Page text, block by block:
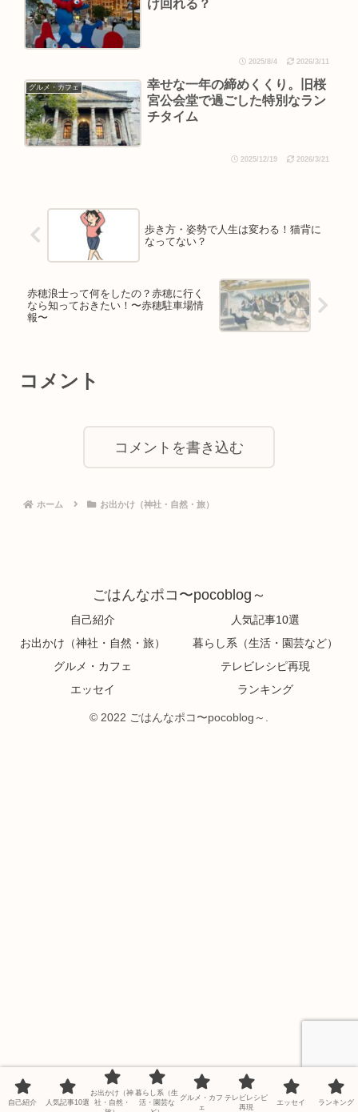
け回れる？
2025/8/4 2026/3/11
グルメ・カフェ
幸せな一年の締めくくり。旧桜
宮公会堂で過ごした特別なラン
チタイム
2025/12/19 2026/3/21
歩き方・姿勢で人生は変わる！猫背に
なってない？
赤穂浪士って何をしたの？赤穂に行く
なら知っておきたい！〜赤穂駐車場情
報〜
コメント
コメントを書き込む
ホーム お出かけ（神社・自然・旅）
ごはんなポコ〜pocoblog～
自己紹介
人気記事10選
お出かけ（神社・自然・旅）
暮らし系（生活・園芸など）
グルメ・カフェ
テレビレシピ再現
エッセイ
ランキング
© 2022 ごはんなポコ〜pocoblog～.
自己紹介 人気記事10選
お出かけ（神
社・自然・
暮らし系（生
活・園芸な
グルメ・カフ
ェ
テレビレシピ
再現
エッセイ ランキング